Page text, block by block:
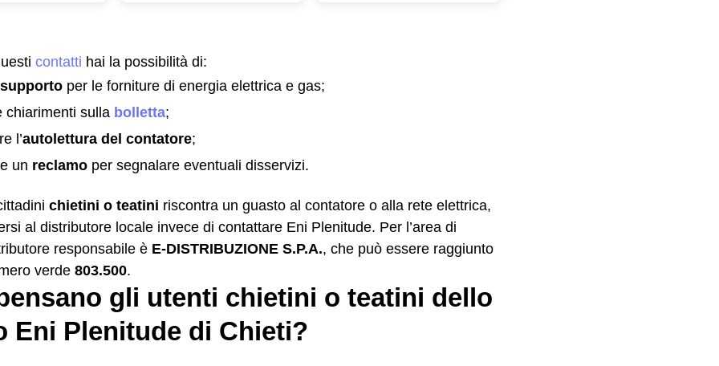
contatti hai la possibilità di:
per le forniture di energia elettrica e gas;
chiarimenti sulla bolletta;
l’autolettura del contatore;
un reclamo per segnalare eventuali disservizi.
chietini o teatini riscontra un guasto al contatore o alla rete elettrica,
al distributore locale invece di contattare Eni Plenitude. Per l’area di
responsabile è E-DISTRIBUZIONE S.P.A., che può essere raggiunto
verde 803.500.
gli utenti chietini o teatini dello
Eni Plenitude di Chieti?